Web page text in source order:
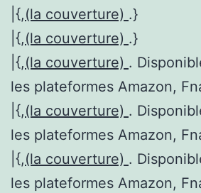
|{,(la couverture) .}
|{,(la couverture) .}
|{,(la couverture) .
les plateformes Amazon,
|{,(la couverture) .
les plateformes Amazon,
|{,(la couverture) .
les plateformes Amazon,